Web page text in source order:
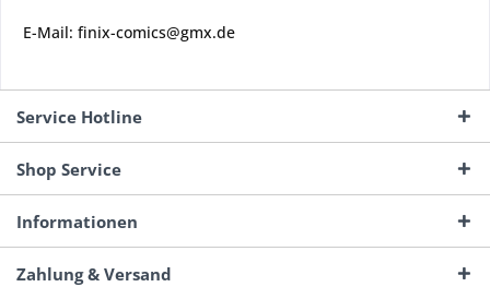
E-Mail: finix-comics@gmx.de
Service Hotline
Shop Service
Informationen
Zahlung & Versand